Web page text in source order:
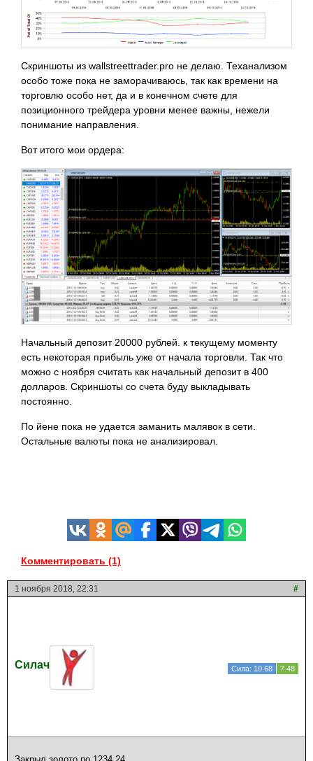
Скриншоты из wallstreettrader.pro не делаю. Теханализом
особо тоже пока не заморачиваюсь, так как времени на
торговлю особо нет, да и в конечном счете для
позиционного трейдера уровни менее важны, нежели
понимание направления.
Вот итого мои ордера:
Начальный депозит 20000 рублей. к текущему моменту
есть некоторая прибыль уже от начала торговли. Так что
можно с ноября считать как начальный депозит в 400
долларов. Скриншоты со счета буду выкладывать
постоянно.
По йене пока не удается заманить малявок в сети.
Остальные валюты пока не анализировал.
Комментировать (1)
1 ноября 2018, 22:31 #
Силач Сила: 10.68 7.48